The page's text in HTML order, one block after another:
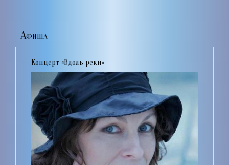
Афиша
Концерт «Вдоль реки»